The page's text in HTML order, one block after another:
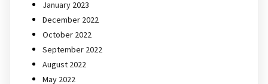
January 2023
December 2022
October 2022
September 2022
August 2022
May 2022